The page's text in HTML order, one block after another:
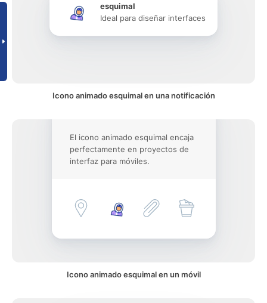
esquimal
Ideal para diseñar interfaces
Icono animado esquimal en una notificación
El icono animado esquimal encaja
perfectamente en proyectos de
interfaz para móviles.
Icono animado esquimal en un móvil